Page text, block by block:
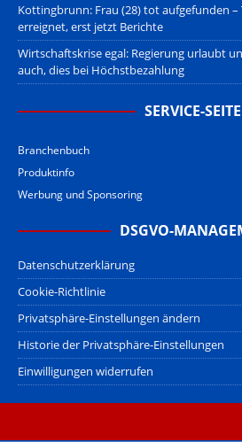
Kottingbrunn: Frau (28) tot aufgefunden –
erreignet, erst jetzt Berichte
Wirtschaftskrise egal: Regierung urlaubt
auch, dies bei Höchstbezahlung
SERVICE-
Branchenbuch
Produktinfo
Werbung und Sponsoring
DSGVO-
Datenschutzerklärung
Cookie-Richtlinie
Privatsphäre-Einstellungen ändern
Historie der Privatsphäre-Einstellungen
Einwilligungen widerrufen